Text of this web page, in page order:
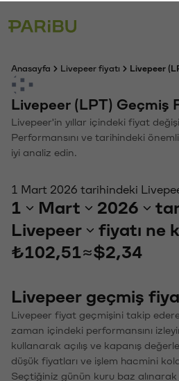
Anasayfa Livepeer fiyatı Livepeer
Livepeer (LPT) Geçmiş
Livepeer'in yıllar içindeki fiyat
Performansını ve tarihindeki
iyi analiz edin.
1 Mart 2026 tarihindeki
1 Mart 2026
Livepeer
fiyatı ne
₺102,51 ≈$2,34
Livepeer geçmiş
Livepeer fiyat geçmişini takip
zaman içindeki performansını
kullanarak açılış ve kapanış
düşük fiyatları ve işlem hacmini
Seçtiğiniz günün kuru baz alınarak